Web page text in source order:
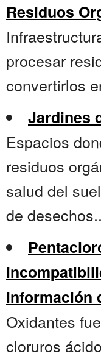
Residuos
procesar
convertirlos
Jardines
Espacios
residuos
salud del
de
información
Oxidantes
cloruros